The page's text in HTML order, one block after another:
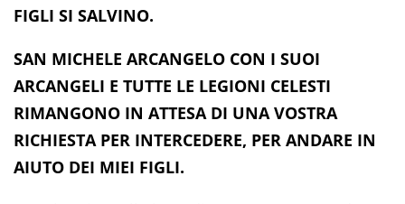
FIGLI SI SALVINO.
SAN MICHELE ARCANGELO CON I SUOI
ARCANGELI E TUTTE LE LEGIONI CELESTI
RIMANGONO IN ATTESA DI UNA VOSTRA
RICHIESTA PER INTERCEDERE, PER ANDARE IN
AIUTO DEI MIEI FIGLI.